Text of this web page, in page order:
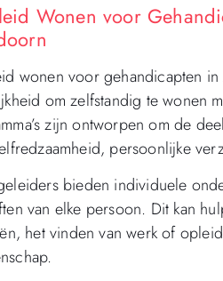
Wonen voor
wonen voor gehandicapten
om zelfstandig te wonen
zijn ontworpen om de
persoonlijke
bieden individuele
van elke persoon. Dit kan
het vinden van werk of